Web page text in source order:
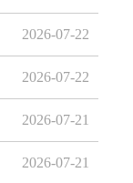
2026-07-22
2026-07-22
2026-07-21
2026-07-21